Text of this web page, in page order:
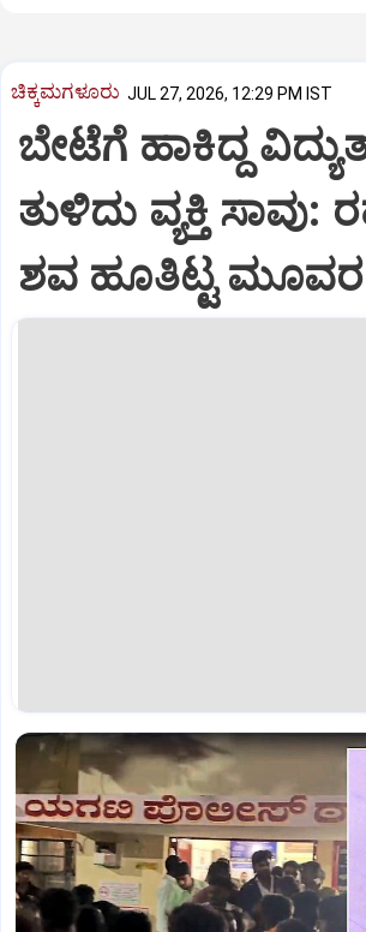
ಚಿಕ್ಕಮಗಳೂರು JUL 27, 2026, 12:29 PM IST
ಬೇಟೆಗೆ ಹಾಕಿದ್ದ
ತುಳಿದು ವ್ಯಕ್ತಿ ಸಾವು:
ಶವ ಹೂತಿಟ್ಟ